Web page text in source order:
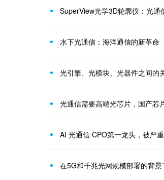
SuperView光学3D轮廓仪：光通
水下光通信：海洋通信的新革命
光引擎、光模块、光器件之间的
光通信需要高端光芯片，国产芯
AI 光通信 CPO第一龙头，被严
在5G和千兆光网规模部署的背